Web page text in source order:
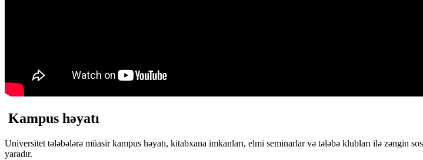
Kampus həyatı
Universitet tələbələrə müasir kampus həyatı, kitabxana imkanları, elmi seminarlar və tələbə klubları ilə zəngin
yaradır.